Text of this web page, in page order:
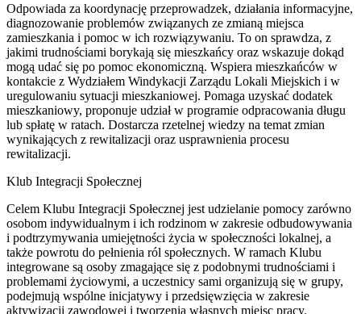
Odpowiada za koordynację przeprowadzek, działania informacyjne,
diagnozowanie problemów związanych ze zmianą miejsca
zamieszkania i pomoc w ich rozwiązywaniu. To on sprawdza, z
jakimi trudnościami borykają się mieszkańcy oraz wskazuje dokąd
mogą udać się po pomoc ekonomiczną. Wspiera mieszkańców w
kontakcie z Wydziałem Windykacji Zarządu Lokali Miejskich i w
uregulowaniu sytuacji mieszkaniowej. Pomaga uzyskać dodatek
mieszkaniowy, proponuje udział w programie odpracowania długu
lub spłatę w ratach. Dostarcza rzetelnej wiedzy na temat zmian
wynikających z rewitalizacji oraz usprawnienia procesu
rewitalizacji.
Klub Integracji Społecznej
Celem Klubu Integracji Społecznej jest udzielanie pomocy zarówno
osobom indywidualnym i ich rodzinom w zakresie odbudowywania
i podtrzymywania umiejętności życia w społeczności lokalnej, a
także powrotu do pełnienia ról społecznych. W ramach Klubu
integrowane są osoby zmagające się z podobnymi trudnościami i
problemami życiowymi, a uczestnicy sami organizują się w grupy,
podejmują wspólne inicjatywy i przedsięwzięcia w zakresie
aktywizacji zawodowej i tworzenia własnych miejsc pracy.